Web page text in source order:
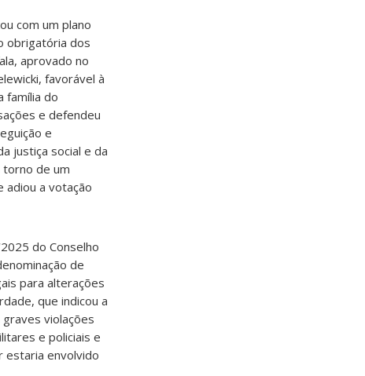
com um plano
obrigatória dos
aprovado no
favorável à
família do
e defendeu
e
justiça social e da
torno de um
adiou a votação
do Conselho
de
para alterações
que indicou a
violações
e policiais e
estaria envolvido